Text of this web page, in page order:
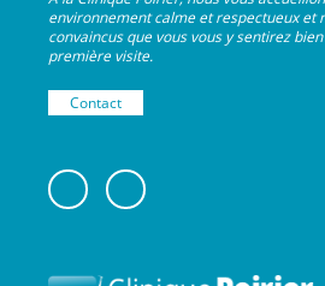
environnement calme et respectueux et
convaincus que vous vous y sentirez
première visite.
Contact